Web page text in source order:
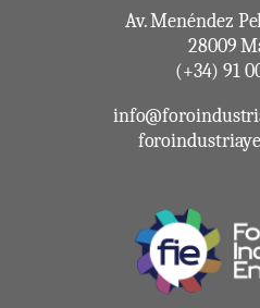
Av. Menéndez
28009
(+34) 91